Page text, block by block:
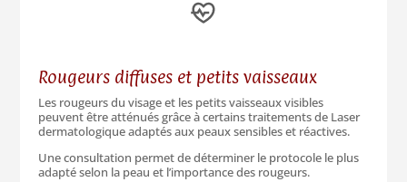
Rougeurs diffuses et petits vaisseaux
Les rougeurs du visage et les petits vaisseaux visibles
peuvent être atténués grâce à certains traitements de Laser
dermatologique adaptés aux peaux sensibles et réactives.
Une consultation permet de déterminer le protocole le plus
adapté selon la peau et l’importance des rougeurs.